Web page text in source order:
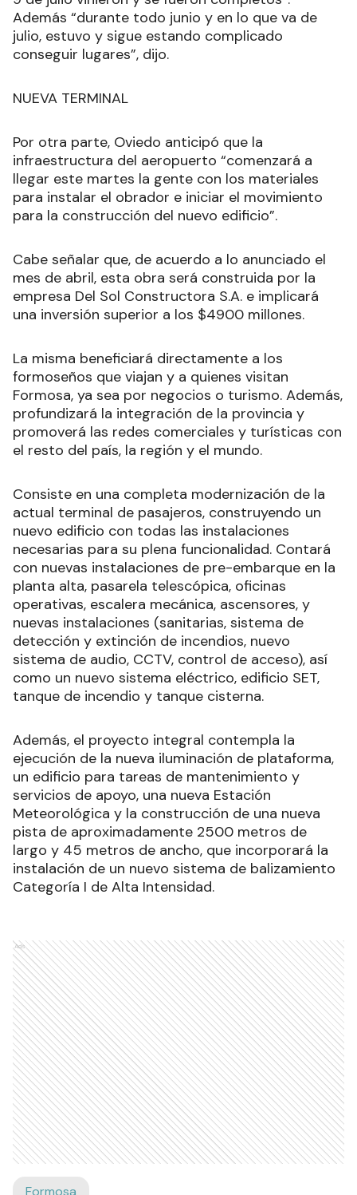
Además “durante todo junio y en lo que va de
julio, estuvo y sigue estando complicado
conseguir lugares”, dijo.
NUEVA TERMINAL
Por otra parte, Oviedo anticipó que la
infraestructura del aeropuerto “comenzará a
llegar este martes la gente con los materiales
para instalar el obrador e iniciar el movimiento
para la construcción del nuevo edificio”.
Cabe señalar que, de acuerdo a lo anunciado el
mes de abril, esta obra será construida por la
empresa Del Sol Constructora S.A. e implicará
una inversión superior a los $4900 millones.
La misma beneficiará directamente a los
formoseños que viajan y a quienes visitan
Formosa, ya sea por negocios o turismo. Además,
profundizará la integración de la provincia y
promoverá las redes comerciales y turísticas con
el resto del país, la región y el mundo.
Consiste en una completa modernización de la
actual terminal de pasajeros, construyendo un
nuevo edificio con todas las instalaciones
necesarias para su plena funcionalidad. Contará
con nuevas instalaciones de pre-embarque en la
planta alta, pasarela telescópica, oficinas
operativas, escalera mecánica, ascensores, y
nuevas instalaciones (sanitarias, sistema de
detección y extinción de incendios, nuevo
sistema de audio, CCTV, control de acceso), así
como un nuevo sistema eléctrico, edificio SET,
tanque de incendio y tanque cisterna.
Además, el proyecto integral contempla la
ejecución de la nueva iluminación de plataforma,
un edificio para tareas de mantenimiento y
servicios de apoyo, una nueva Estación
Meteorológica y la construcción de una nueva
pista de aproximadamente 2500 metros de
largo y 45 metros de ancho, que incorporará la
instalación de un nuevo sistema de balizamiento
Categoría I de Alta Intensidad.
Ads
Formosa